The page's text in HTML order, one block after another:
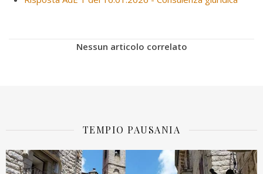
Nessun articolo correlato
TEMPIO PAUSANIA